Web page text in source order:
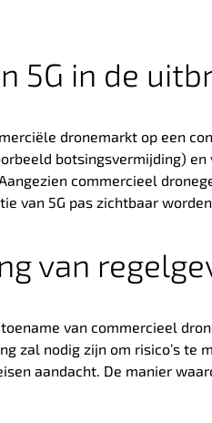
5G in de
dronemarkt op een
botsingsvermijding)
commercieel
van 5G pas zichtbaar
van
van commercieel
zal nodig zijn om risico’s te
aandacht. De manier